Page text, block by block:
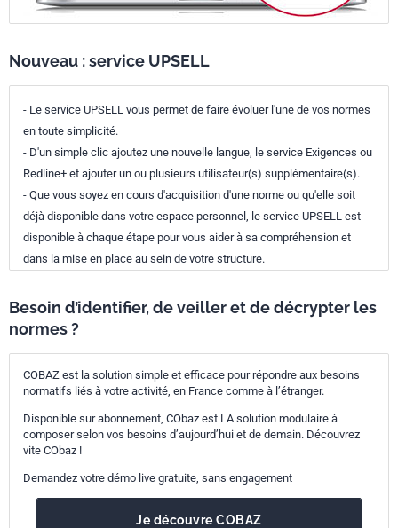
Nouveau : service UPSELL
- Le service UPSELL vous permet de faire évoluer l'une de vos normes
en toute simplicité.
- D'un simple clic ajoutez une nouvelle langue, le service Exigences ou
Redline+ et ajouter un ou plusieurs utilisateur(s) supplémentaire(s).
- Que vous soyez en cours d'acquisition d'une norme ou qu'elle soit
déjà disponible dans votre espace personnel, le service UPSELL est
disponible à chaque étape pour vous aider à sa compréhension et
dans la mise en place au sein de votre structure.
Besoin d’identifier, de veiller et de décrypter les
normes ?
COBAZ est la solution simple et efficace pour répondre aux besoins
normatifs liés à votre activité, en France comme à l’étranger.
Disponible sur abonnement, CObaz est LA solution modulaire à
composer selon vos besoins d’aujourd’hui et de demain. Découvrez
vite CObaz !
Demandez votre démo live gratuite, sans engagement
Je découvre COBAZ